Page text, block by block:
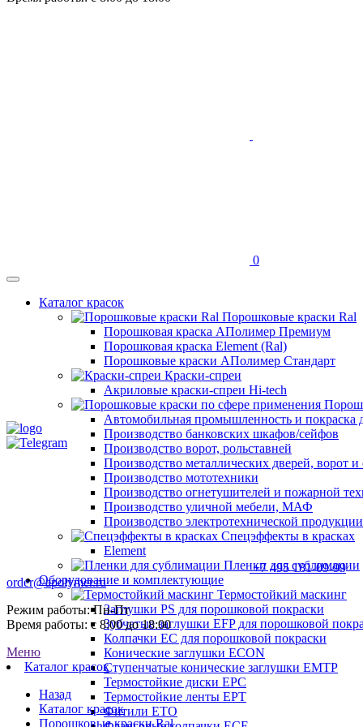
0
Каталог красок
Порошковые краски Ral
Порошковая краска АПолимер Премиум
Порошковая краска Element (Ral)
Порошковые краски АПолимер Стандарт
Краски-спреи
Акриловые краски-спреи Hi-tech
Автомобильная промышленность и покраска
Производство банковских шкафов/сейфов
Производство ворот, рольставней
Производство металлических дверей, ворот
Производство мототехники
Производство огнетушителей и пожарной
Производство уличной мебели, МАФ
Производство электротехнической продукции
Спецэффекты в красках
Element
Пленки для сублимации
Оборудование и комплектующие
Термостойкий маскинг
Заглушки PS для порошковой покраски
Зубчатые заглушки EFP для порошковой
Колпачки ЕС для порошковой покраски
Конические заглушки ECON
Ступенчатые конические заглушки EMTP
Термостойкие диски EPC
Термостойкие ленты EPT
Фитили ETO
+7 495 181-09-99
order@apolymer.ru
Режим работы: Пн-Пт
Время работы: с 8:00 до 18:00
Меню
Каталог красок
Назад
Каталог красок
Порошковые краски Ral